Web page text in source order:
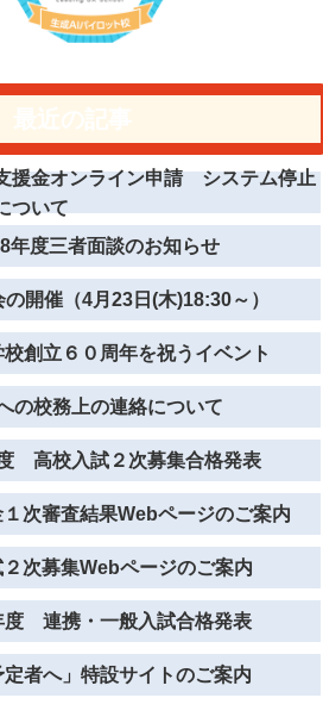
援金オンライン申請 システム停止
ついて
年度三者面談のお知らせ
開催（4月23日(木)18:30～）
創立６０周年を祝うイベント
の校務上の連絡について
高校入試２次募集合格発表
次審査結果Webページのご案内
次募集Webページのご案内
度 連携・一般入試合格発表
定者へ」特設サイトのご案内